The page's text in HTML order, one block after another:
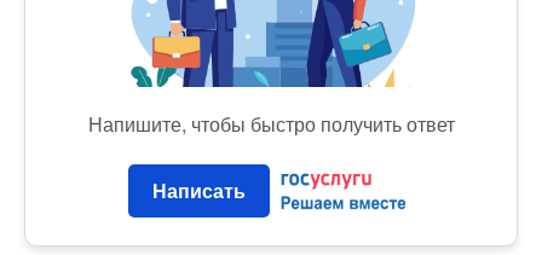
Напишите, чтобы быстро получить ответ
Написать